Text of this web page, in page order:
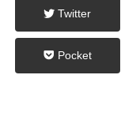
Twitter
Pocket